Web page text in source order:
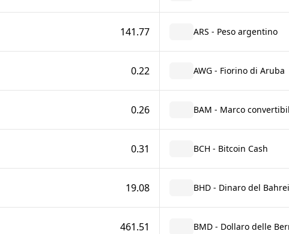
141.77 ARS - Peso argentino
0.22 AWG - Fiorino di Aruba
0.26 BAM - Marco
0.31 BCH - Bitcoin Cash
19.08 BHD - Dinaro del
461.51 BMD - Dollaro delle